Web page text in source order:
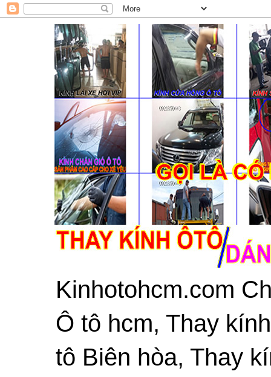
Kinhotohcm.com
Ô tô hcm, Thay
tô Biên hòa, Thay